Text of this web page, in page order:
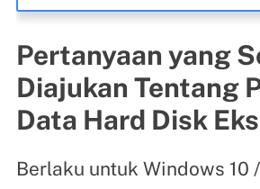
Pertanyaan yang
Diajukan Tentang
Data Hard Disk
Berlaku untuk Windows 10